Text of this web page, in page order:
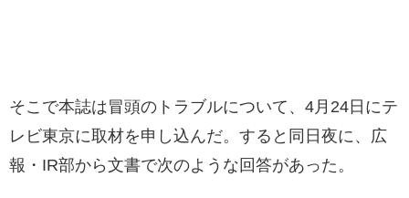
そこで本誌は冒頭のトラブルについて、4月24日にテ
レビ東京に取材を申し込んだ。すると同日夜に、広
報・IR部から文書で次のような回答があった。